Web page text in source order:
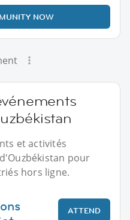
NOW
et activités
pour
hors ligne.
ATTEND